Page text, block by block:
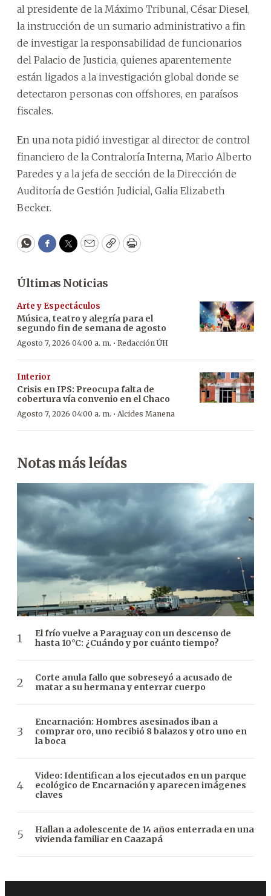
al presidente de la Máximo Tribunal, César Diesel,
la instrucción de un sumario administrativo a fin
de investigar la responsabilidad de funcionarios
del Palacio de Justicia, quienes aparentemente
están ligados a la investigación global donde se
detectaron personas con offshores, en paraísos
fiscales.
En una nota pidió investigar al director de control
financiero de la Contraloría Interna, Mario Alberto
Paredes y a la jefa de sección de la Dirección de
Auditoría de Gestión Judicial, Galia Elizabeth
Becker.
WhatsApp
Facebook
Twitter
EmailCopyPrint
Últimas Noticias
Arte y Espectáculos
Música, teatro y alegría para el
segundo fin de semana de agosto
Agosto 7, 2026 04:00 a. m. · Redacción ÚH
Interior
Crisis en IPS: Preocupa falta de
cobertura vía convenio en el Chaco
Agosto 7, 2026 04:00 a. m. · Alcides Manena
Notas más leídas
El frío vuelve a Paraguay con un descenso de
hasta 10°C: ¿Cuándo y por cuánto tiempo?
Corte anula fallo que sobreseyó a acusado de
matar a su hermana y enterrar cuerpo
Encarnación: Hombres asesinados iban a
comprar oro, uno recibió 8 balazos y otro uno en
la boca
Video: Identifican a los ejecutados en un parque
ecológico de Encarnación y aparecen imágenes
claves
Hallan a adolescente de 14 años enterrada en una
vivienda familiar en Caazapá